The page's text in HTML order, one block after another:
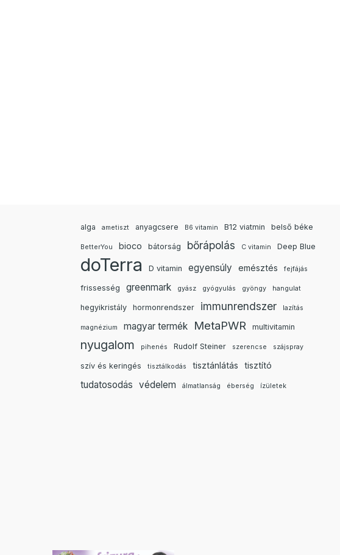
alga ametiszt anyagcsere B6 vitamin B12 viatmin belső béke
BetterYou bioco bátorság bőrápolás C vitamin Deep Blue
doTerra D vitamin egyensúly emésztés fejfájás
frissesség greenmark gyász gyógyulás gyöngy hangulat
hegyikristály hormonrendszer immunrendszer lazítás
magnézium magyar termék MetaPWR multivitamin
nyugalom pihenés Rudolf Steiner szerencse szájspray
szív és keringés tisztálkodás tisztánlátás tisztító
tudatosodás védelem álmatlanság éberség ízületek